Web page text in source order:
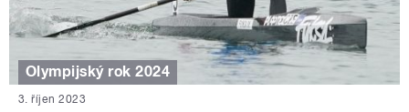
Olympijský rok 2024
3. říjen 2023